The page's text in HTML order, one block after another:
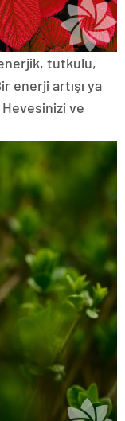
tutkulu,
enerji artışı ya
Hevesinizi ve